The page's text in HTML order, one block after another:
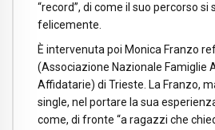
“record”, di come il suo percorso si
felicemente.
È intervenuta poi Monica Franzo
(Associazione Nazionale Famiglie
Affidatarie) di Trieste. La Franzo,
single, nel portare la sua
come, di fronte “a ragazzi che